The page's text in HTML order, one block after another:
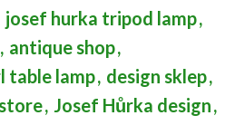
josef hurka tripod lamp,
, antique shop,
table lamp, design sklep,
, Josef Hůrka design,